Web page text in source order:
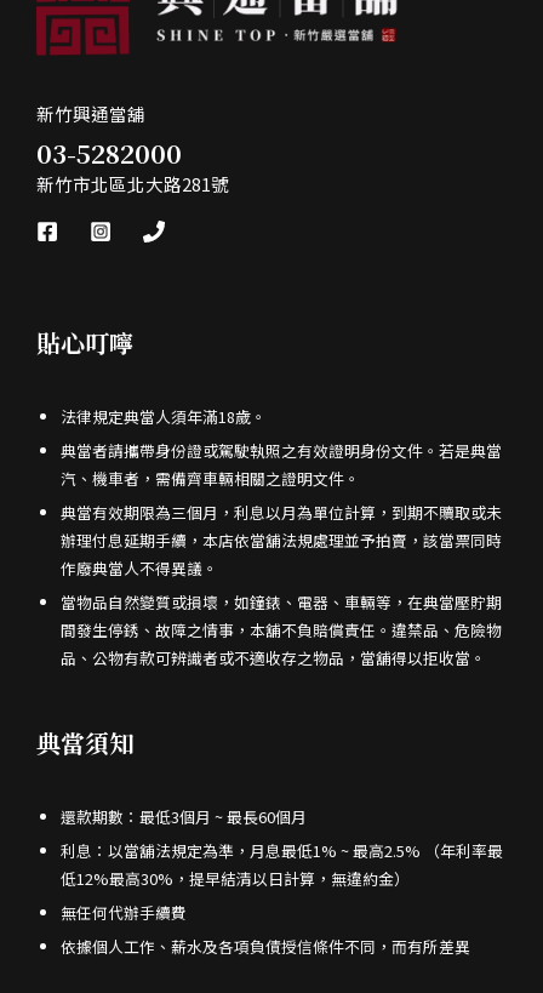
款
現
金
竹
合
舖
車,
竹
合
法
當
新
興
通
鋪
——
信
車
機
車
款
專
新竹興通當舖
03-5282000
新竹市北區北大路281號
貼心叮嚀
法律規定典當人須年滿18歲。
典當者請攜帶身份證或駕駛執照之有效證明身份文件。若是典當
汽、機車者，需備齊車輛相關之證明文件。
典當有效期限為三個月，利息以月為單位計算，到期不贖取或未
辦理付息延期手續，本店依當舖法規處理並予拍賣，該當票同時
作廢典當人不得異議。
當物品自然變質或損壞，如鐘錶、電器、車輛等，在典當壓貯期
間發生停銹、故障之情事，本舖不負賠償責任。違禁品、危險物
品、公物有款可辨識者或不適收存之物品，當舖得以拒收當。
典當須知
還款期數：最低3個月 ~ 最長60個月
利息：以當舖法規定為準，月息最低1% ~ 最高2.5% （年利率最
低12%最高30%，提早結清以日計算，無違約金）
無任何代辦手續費
依據個人工作、薪水及各項負債授信條件不同，而有所差異